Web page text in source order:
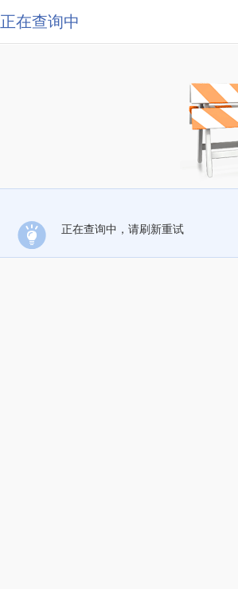
正在查询中
正在查询中，请刷新重试